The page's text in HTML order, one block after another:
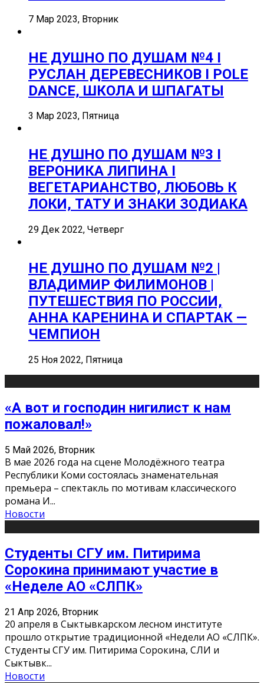
7 Мар 2023, Вторник
НЕ ДУШНО ПО ДУШАМ №4 I
РУСЛАН ДЕРЕВЕСНИКОВ I POLE
DANCE, ШКОЛА И ШПАГАТЫ
3 Мар 2023, Пятница
НЕ ДУШНО ПО ДУШАМ №3 I
ВЕРОНИКА ЛИПИНА I
ВЕГЕТАРИАНСТВО, ЛЮБОВЬ К
ЛОКИ, ТАТУ И ЗНАКИ ЗОДИАКА
29 Дек 2022, Четверг
НЕ ДУШНО ПО ДУШАМ №2 |
ВЛАДИМИР ФИЛИМОНОВ |
ПУТЕШЕСТВИЯ ПО РОССИИ,
АННА КАРЕНИНА И СПАРТАК —
ЧЕМПИОН
25 Ноя 2022, Пятница
«А вот и господин нигилист к нам
пожаловал!»
5 Май 2026, Вторник
В мае 2026 года на сцене Молодёжного театра
Республики Коми состоялась знаменательная
премьера – спектакль по мотивам классического
романа И...
Новости
Студенты СГУ им. Питирима
Сорокина принимают участие в
«Неделе АО «СЛПК»
21 Апр 2026, Вторник
20 апреля в Сыктывкарском лесном институте
прошло открытие традиционной «Недели АО «СЛПК».
Студенты СГУ им. Питирима Сорокина, СЛИ и
Сыктывк...
Новости